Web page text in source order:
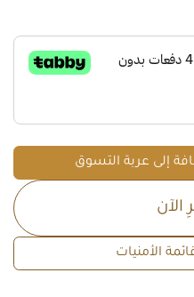
إلى عربة التسوق
الآن
الأمنيات